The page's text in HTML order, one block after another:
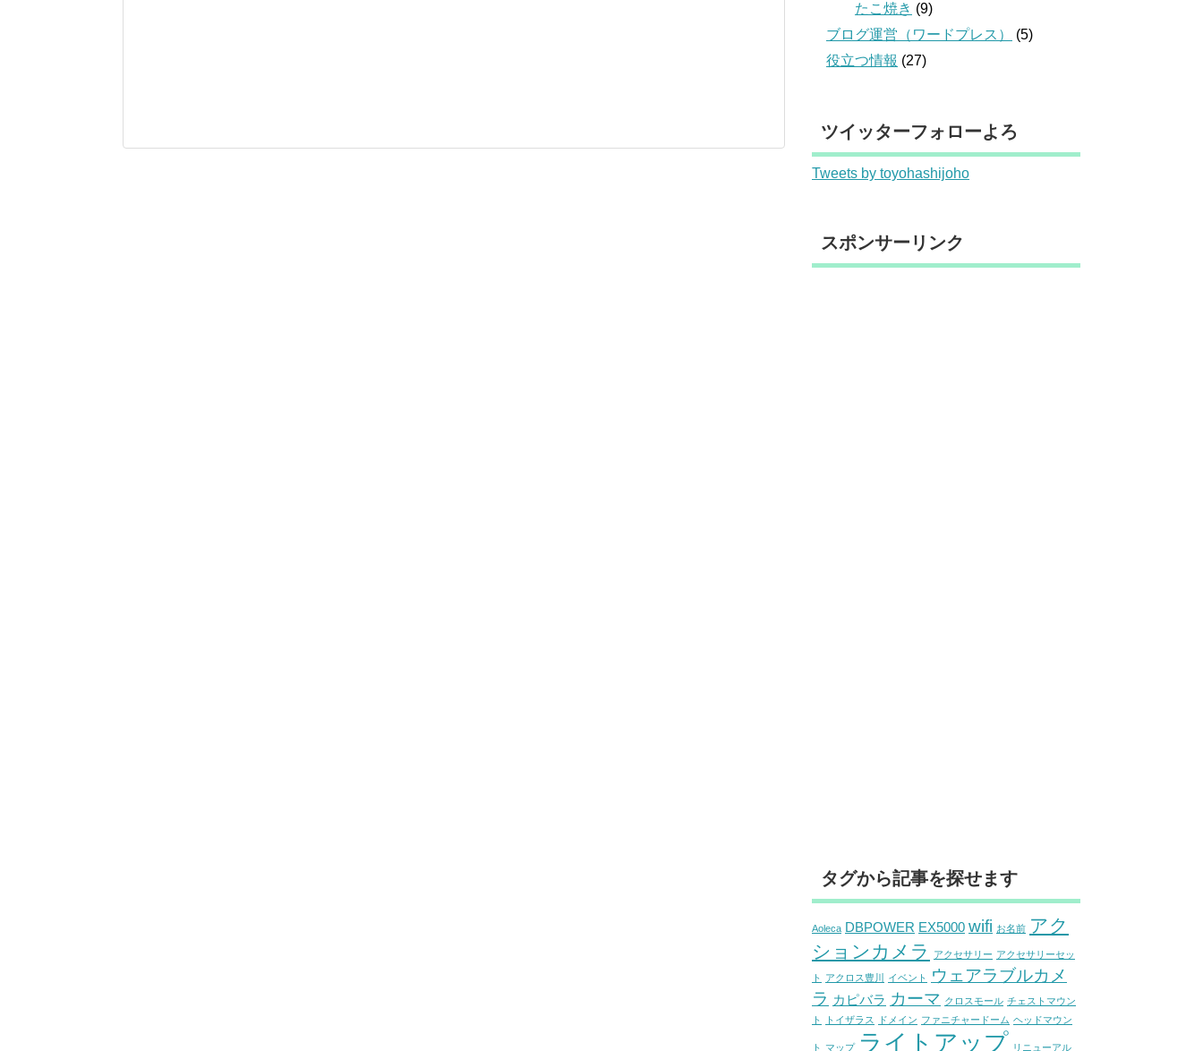
たこ焼き (9)
ブログ運営（ワードプレス）
(5)
役立つ情報 (27)
ツイッターフォローよろ
Tweets by toyohashijoho
スポンサーリンク
タグから記事を探せます
Aoleca DBPOWER EX5000 wifi お名前 アク
ションカメラ
アクセサリー アクセサリーセッ
ト アクロス豊川 イベント
ウェアラブルカメ
ラ カピバラ カーマ クロスモール チェストマウン
ト
トイザラス ドメイン ファニチャードーム ヘッドマウン
ト マップ ライトアップ リニューアル